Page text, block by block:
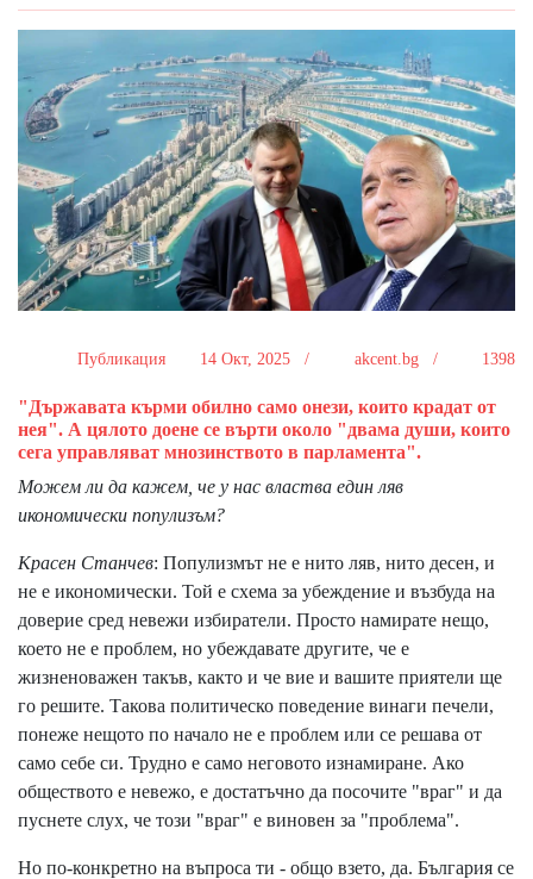
Публикация 14 Окт, 2025 / akcent.bg / 1398
"Държавата кърми обилно само онези, които крадат от
нея". А цялото доене се върти около "двама души, които
сега управляват мнозинството в парламента".
Можем ли да кажем, че у нас властва един ляв
икономически популизъм?
Красен Станчев: Популизмът не е нито ляв, нито десен, и
не е икономически. Той е схема за убеждение и възбуда на
доверие сред невежи избиратели. Просто намирате нещо,
което не е проблем, но убеждавате другите, че е
жизненоважен такъв, както и че вие и вашите приятели ще
го решите. Такова политическо поведение винаги печели,
понеже нещото по начало не е проблем или се решава от
само себе си. Трудно е само неговото изнамиране. Ако
обществото е невежо, е достатъчно да посочите "враг" и да
пуснете слух, че този "враг" е виновен за "проблема".
Но по-конкретно на въпроса ти - общо взето, да. България се